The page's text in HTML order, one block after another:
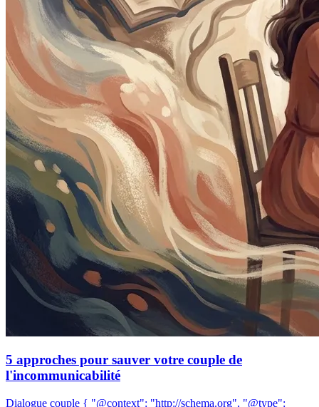
5 approches pour sauver votre couple de
l'incommunicabilité
Dialogue couple { "@context": "http://schema.org", "@type":